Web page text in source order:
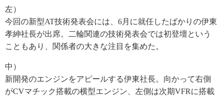
左）
今回の新型AT技術発表会には、6月に就任したばかりの伊東
孝紳社長が出席。二輪関連の技術発表会では初登壇という
こともあり、関係者の大きな注目を集めた。
中）
新開発のエンジンをアピールする伊東社長。向かって右側
がCVマチック搭載の横型エンジン、左側は次期VFRに搭載